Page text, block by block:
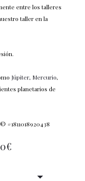
entre los talleres
taller en la
Júpiter, Mercurio,
planetarios de
#1811018920438
€